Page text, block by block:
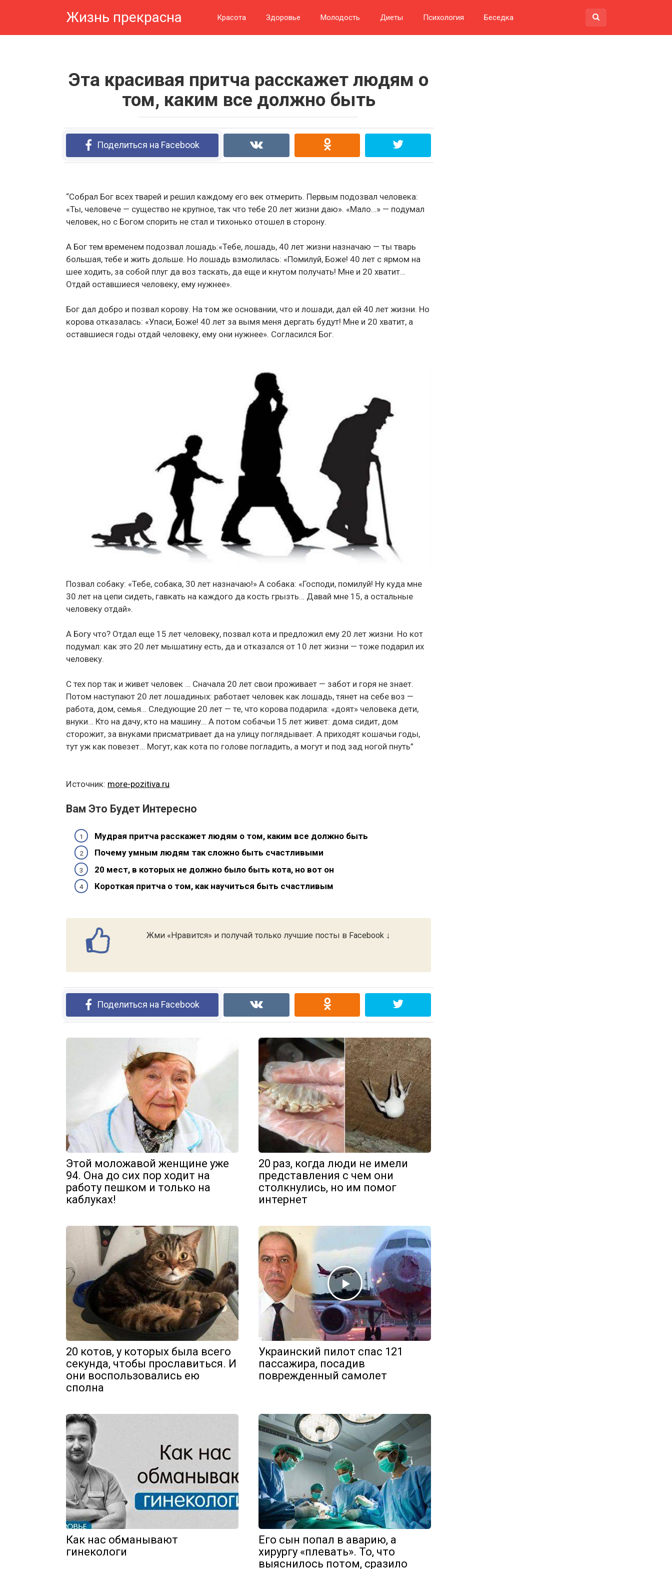
Жизнь прекрасна Красота Здоровье Молодость Диеты Психология Беседка
Эта красивая притча расскажет людям о
том, каким все должно быть
Поделиться на Facebook
“Собрал Бог всех тварей и решил каждому его век отмерить. Первым подозвал человека:
«Ты, человече — существо не крупное, так что тебе 20 лет жизни даю». «Мало…» — подумал
человек, но с Богом спорить не стал и тихонько отошел в сторону.
А Бог тем временем подозвал лошадь:«Тебе, лошадь, 40 лет жизни назначаю — ты тварь
большая, тебе и жить дольше. Но лошадь взмолилась: «Помилуй, Боже! 40 лет с ярмом на
шее ходить, за собой плуг да воз таскать, да еще и кнутом получать! Мне и 20 хватит…
Отдай оставшиеся человеку, ему нужнее».
Бог дал добро и позвал корову. На том же основании, что и лошади, дал ей 40 лет жизни. Но
корова отказалась: «Упаси, Боже! 40 лет за вымя меня дергать будут! Мне и 20 хватит, а
оставшиеся годы отдай человеку, ему они нужнее». Согласился Бог.
Позвал собаку: «Тебе, собака, 30 лет назначаю!» А собака: «Господи, помилуй! Ну куда мне
30 лет на цепи сидеть, гавкать на каждого да кость грызть… Давай мне 15, а остальные
человеку отдай».
А Богу что? Отдал еще 15 лет человеку, позвал кота и предложил ему 20 лет жизни. Но кот
подумал: как это 20 лет мышатину есть, да и отказался от 10 лет жизни — тоже подарил их
человеку.
С тех пор так и живет человек … Сначала 20 лет свои проживает — забот и горя не знает.
Потом наступают 20 лет лошадиных: работает человек как лошадь, тянет на себе воз —
работа, дом, семья… Следующие 20 лет — те, что корова подарила: «доят» человека дети,
внуки… Кто на дачу, кто на машину… А потом собачьи 15 лет живет: дома сидит, дом
сторожит, за внуками присматривает да на улицу поглядывает. А приходят кошачьи годы,
тут уж как повезет… Могут, как кота по голове погладить, а могут и под зад ногой пнуть”
Источник: more-pozitiva.ru
Вам Это Будет Интересно
Мудрая притча расскажет людям о том, каким все должно быть
Почему умным людям так сложно быть счастливыми
20 мест, в которых не должно было быть кота, но вот он
Короткая притча о том, как научиться быть счастливым
Жми «Нравится» и получай только лучшие посты в Facebook ↓
Поделиться на Facebook
Этой моложавой женщине уже
94. Она до сих пор ходит на
работу пешком и только на
каблуках!
20 раз, когда люди не имели
представления с чем они
столкнулись, но им помог
интернет
20 котов, у которых была всего
секунда, чтобы прославиться. И
они воспользовались ею
сполна
Украинский пилот спас 121
пассажира, посадив
поврежденный самолет
Как нас обманывают
гинекологи
Его сын попал в аварию, а
хирургу «плевать». То, что
выяснилось потом, сразило